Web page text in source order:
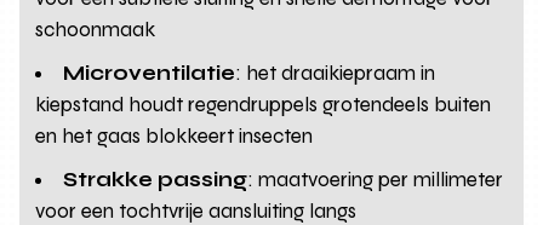
schoonmaak
Microventilatie: het draaikiepraam in
kiepstand houdt regendruppels grotendeels buiten
en het gaas blokkeert insecten
Strakke passing: maatvoering per millimeter
voor een tochtvrije aansluiting langs